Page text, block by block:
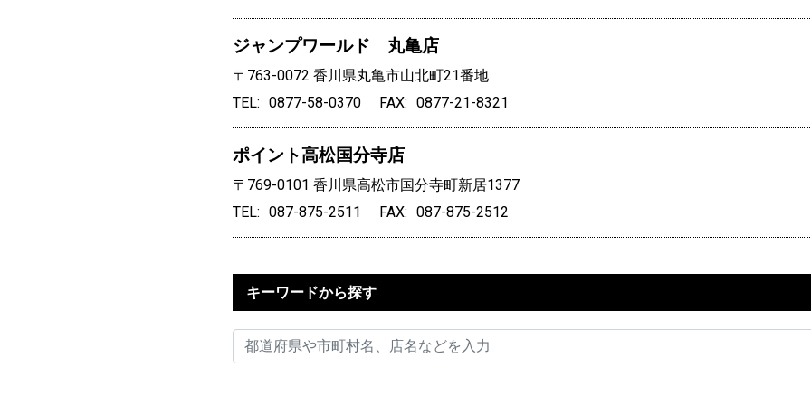
ジャンプワールド 丸亀店
〒763-0072 香川県丸亀市山北町21番地
TEL
0877-58-0370 FAX 0877-21-8321
ポイント高松国分寺店
〒769-0101 香川県高松市国分寺町新居1377
TEL
087-875-2511 FAX 087-875-2512
キーワードから探す